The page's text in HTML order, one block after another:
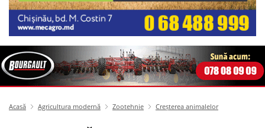
Acasă Agricultura modernă Zootehnie Creșterea animalelor